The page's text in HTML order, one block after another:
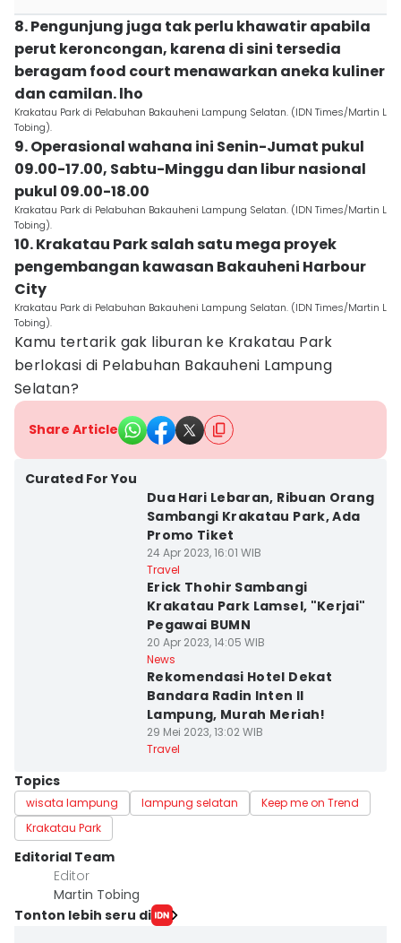
8. Pengunjung juga tak perlu khawatir apabila
perut keroncongan, karena di sini tersedia
beragam food court menawarkan aneka kuliner
dan camilan. lho
Krakatau Park di Pelabuhan Bakauheni Lampung Selatan. (IDN Times/Martin L
Tobing).
9. Operasional wahana ini Senin-Jumat pukul
09.00-17.00, Sabtu-Minggu dan libur nasional
pukul 09.00-18.00
Krakatau Park di Pelabuhan Bakauheni Lampung Selatan. (IDN Times/Martin L
Tobing).
10. Krakatau Park salah satu mega proyek
pengembangan kawasan Bakauheni Harbour
City
Krakatau Park di Pelabuhan Bakauheni Lampung Selatan. (IDN Times/Martin L
Tobing).
Kamu tertarik gak liburan ke Krakatau Park
berlokasi di Pelabuhan Bakauheni Lampung
Selatan?
Share Article
Curated For You
Dua Hari Lebaran, Ribuan Orang
Sambangi Krakatau Park, Ada
Promo Tiket
24 Apr 2023, 16:01 WIB
Travel
Erick Thohir Sambangi
Krakatau Park Lamsel, "Kerjai"
Pegawai BUMN
20 Apr 2023, 14:05 WIB
News
Rekomendasi Hotel Dekat
Bandara Radin Inten II
Lampung, Murah Meriah!
29 Mei 2023, 13:02 WIB
Travel
Topics
wisata lampung lampung selatan
Keep me on Trend
Krakatau Park
Editorial Team
Editor
Martin Tobing
Tonton lebih seru di